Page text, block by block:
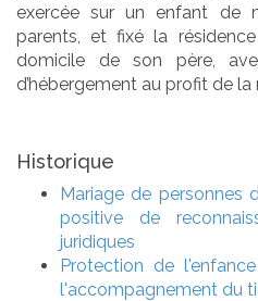
exercée sur un enfant de
parents, et fixé la
domicile de son père,
d’hébergement au profit de la
Historique
Mariage de personnes
positive de
juridiques
Protection de
l'accompagnement du